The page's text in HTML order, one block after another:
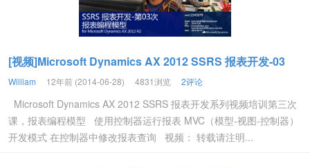
[视频]Microsoft Dynamics AX 2012 SSRS 报表开发-03
William 12年前 (2014-06-28) 4831浏览 2评论
Microsoft Dynamics AX 2012 SSRS 报表开发系列视频培训第三次
课，报表编程模型 使用控制器运行报表 MVC（模型-视图-控制器）
开发模式 在控制器中修改报表查询 视频： 转载请注明...